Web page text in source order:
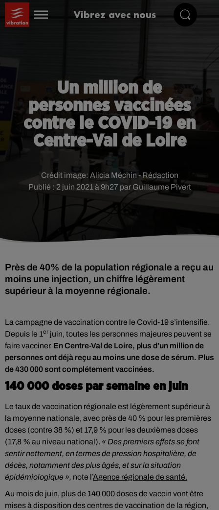
Vibrez avec nous
Un million de
personnes vaccinées
contre le COVID-19 en
Centre-Val de Loire
Publié : 2 juin 2021 à 9h27 par Guillaume Pivert
Crédit image: Alicia Méchin - Rédaction
Près de 40% de la population régionale a reçu au
moins une injection, un chiffre légèrement
supérieur à la moyenne régionale.
La campagne de vaccination contre le Covid-19 s’intensifie.
Depuis le 1er juin, toutes les personnes majeures peuvent se
faire vacciner. En Centre-Val de Loire, plus d’un million de
personnes ont déjà reçu au moins une dose de sérum. Plus
de 430 000 sont complétement vaccinées.
140 000 doses par semaine en juin
Le taux de vaccination régionale est légèrement supérieur à
la moyenne nationale, avec près de 40 % pour les premières
doses (contre 38 %) et 17,9 % pour les deuxièmes doses
(17,8 % au niveau national). « Des premiers effets se font
sentir nettement, en termes de pression hospitalière, de
décès, notamment des plus âgés, et sur la situation
épidémiologique », note l’Agence régionale de santé.
Au mois de juin, plus de 140 000 doses de vaccin vont être
mises à disposition des centres de vaccination de la région,